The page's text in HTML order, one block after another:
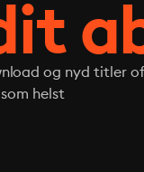
og nyd titler
helst